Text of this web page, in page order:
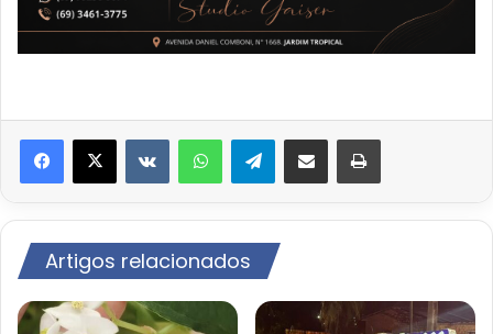
VK WhatsAppTelegramCompartilhar via e-mail Imprimir
Artigos relacionados